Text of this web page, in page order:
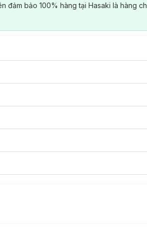
đảm bảo 100% hàng tại Hasaki là hàng